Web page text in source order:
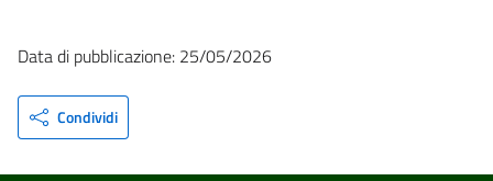
Data di pubblicazione: 25/05/2026
Condividi